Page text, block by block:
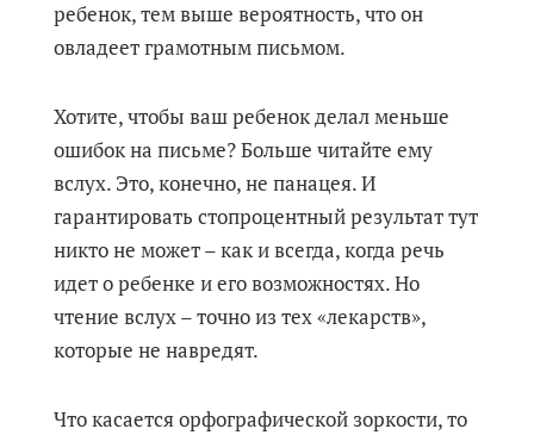
ребенок, тем выше вероятность, что он
овладеет грамотным письмом.
Хотите, чтобы ваш ребенок делал меньше
ошибок на письме? Больше читайте ему
вслух. Это, конечно, не панацея. И
гарантировать стопроцентный результат тут
никто не может – как и всегда, когда речь
идет о ребенке и его возможностях. Но
чтение вслух – точно из тех «лекарств»,
которые не навредят.
Что касается орфографической зоркости, то